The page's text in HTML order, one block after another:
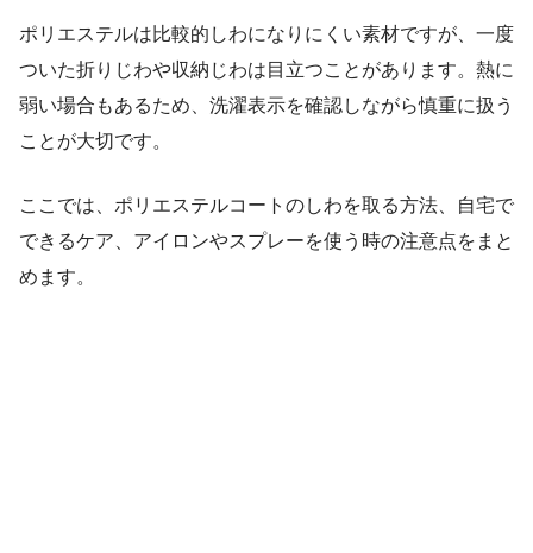
ポリエステルは比較的しわになりにくい素材ですが、一度
ついた折りじわや収納じわは目立つことがあります。熱に
弱い場合もあるため、洗濯表示を確認しながら慎重に扱う
ことが大切です。
ここでは、ポリエステルコートのしわを取る方法、自宅で
できるケア、アイロンやスプレーを使う時の注意点をまと
めます。